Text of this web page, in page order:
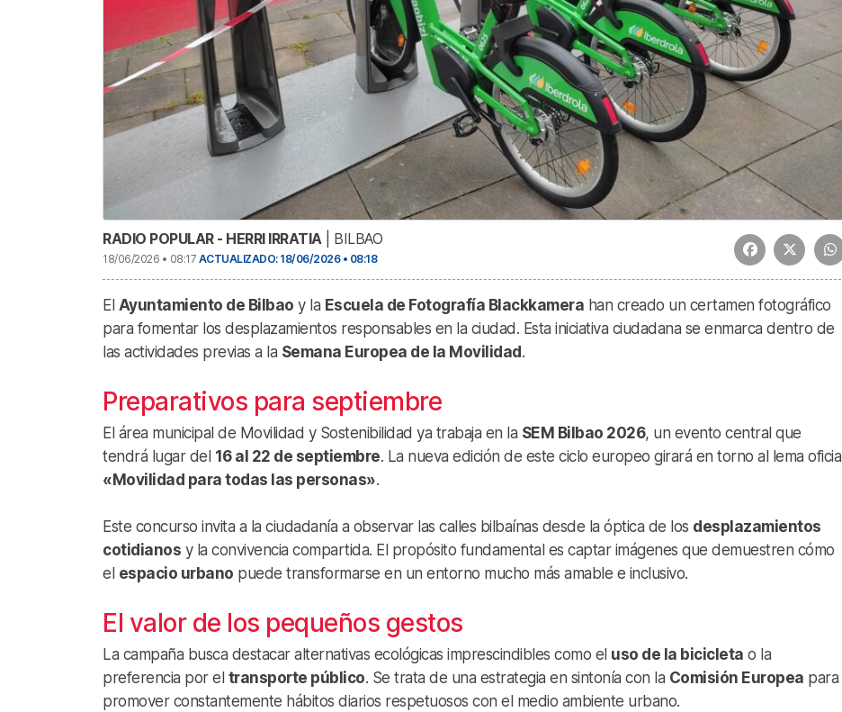
RADIO POPULAR - HERRI IRRATIA| BILBAO
18/06/2026 • 08:17 ACTUALIZADO: 18/06/2026 • 08:18
El Ayuntamiento de Bilbao y la Escuela de Fotografía Blackkamera han creado un certamen fotográfico
para fomentar los desplazamientos responsables en la ciudad. Esta iniciativa ciudadana se enmarca dentro de
las actividades previas a la Semana Europea de la Movilidad .
Preparativos para septiembre
El área municipal de Movilidad y Sostenibilidad ya trabaja en la SEM Bilbao 2026, un evento central que
tendrá lugar del 16 al 22 de septiembre. La nueva edición de este ciclo europeo girará en torno al lema oficial
«Movilidad para todas las personas».
Este concurso invita a la ciudadanía a observar las calles bilbaínas desde la óptica de los desplazamientos
cotidianos y la convivencia compartida. El propósito fundamental es captar imágenes que demuestren cómo
el espacio urbano puede transformarse en un entorno mucho más amable e inclusivo.
El valor de los pequeños gestos
La campaña busca destacar alternativas ecológicas imprescindibles como el uso de la bicicleta o la
preferencia por el transporte público. Se trata de una estrategia en sintonía con la Comisión Europea para
promover constantemente hábitos diarios respetuosos con el medio ambiente urbano.